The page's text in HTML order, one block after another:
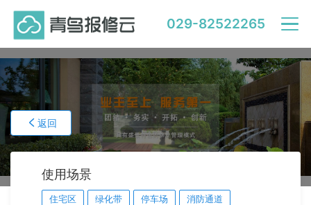
029-82522265
返回
使用场景
住宅区 绿化带 停车场
消防通道